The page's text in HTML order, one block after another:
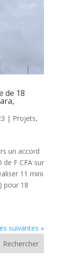
de 18
| Projets,
un accord
de F CFA sur
11 mini
pour 18
suivantes »
Rechercher